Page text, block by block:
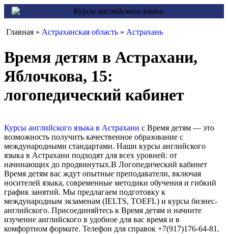
Главная » Астраханская область » Астрахань
Время детям в Астрахани,
Яблочкова, 15:
логопедический кабинет
Курсы английского языка в Астрахани с Время детям — это
возможность получить качественное образование с
международными стандартами. Наши курсы английского
языка в Астрахани подходят для всех уровней: от
начинающих до продвинутых.В Логопедический кабинет
Время детям вас ждут опытные преподаватели, включая
носителей языка, современные методики обучения и гибкий
график занятий. Мы предлагаем подготовку к
международным экзаменам (IELTS, TOEFL) и курсы бизнес-
английского. Присоединяйтесь к Время детям и начните
изучение английского в удобное для вас время и в
комфортном формате. Телефон для справок +7(917)176-64-81.